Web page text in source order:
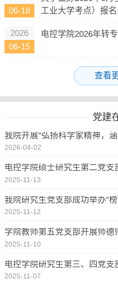
06-18
工业大学考点）报
2026
06-15
电控学院2026年转
查看
党建
我院开展“弘扬科学家精神，
2026-04-02
电控学院硕士研究生第二党支
2025-11-13
我院研究生党支部成功举办“
2025-11-12
学院教师第五党支部开展师德
2025-11-10
电控学院研究生第三、四党支
2025-11-07